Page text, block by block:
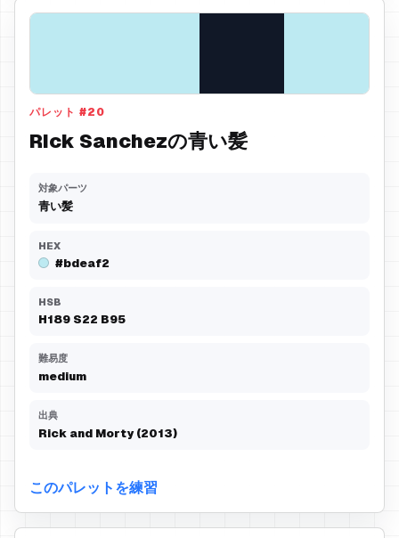
パレット #20
Rick Sanchezの青い髪
対象パーツ
青い髪
HEX
#bdeaf2
HSB
H189 S22 B95
難易度
medium
出典
Rick and Morty (2013)
このパレットを練習